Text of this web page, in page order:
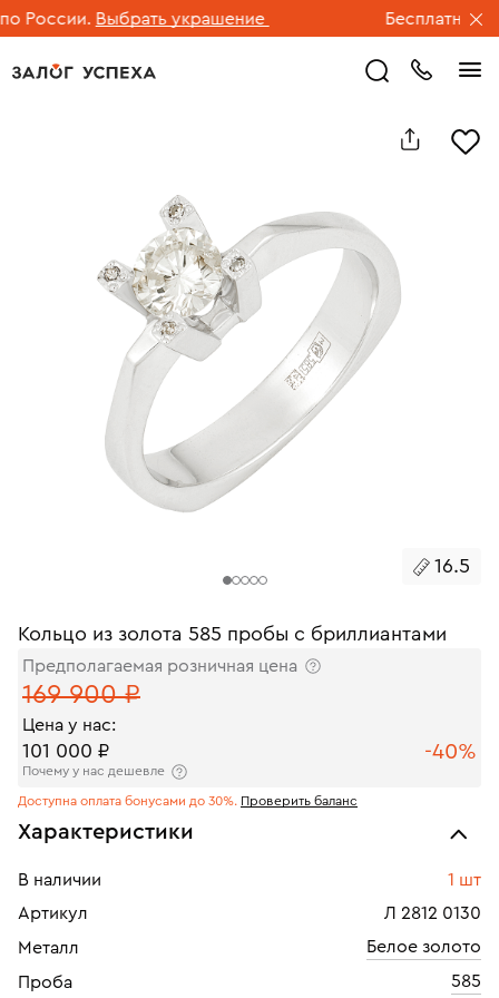
России. Выбрать украшение Бесплатная
16.5
Кольцо из золота 585 пробы с бриллиантами
Предполагаемая розничная цена
169 900 ₽
Цена у нас:
101 000 ₽ -40%
Почему у нас дешевле
Доступна оплата бонусами до 30%. Проверить баланс
Характеристики
В наличии
1 шт
Артикул
Л 2812 0130
Металл
Белое золото
Проба
585